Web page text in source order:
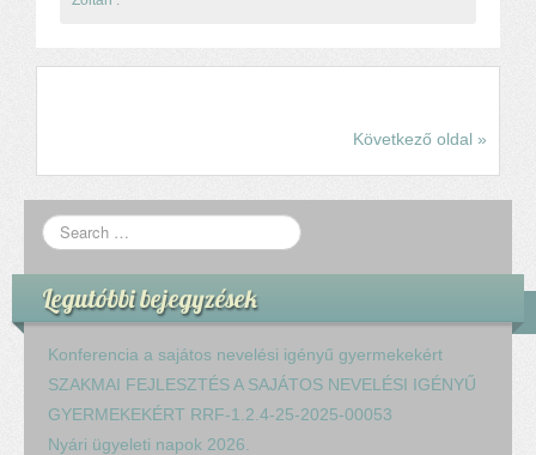
Következő oldal »
Legutóbbi bejegyzések
Konferencia a sajátos nevelési igényű gyermekekért
SZAKMAI FEJLESZTÉS A SAJÁTOS NEVELÉSI IGÉNYŰ
GYERMEKEKÉRT RRF-1.2.4-25-2025-00053
Nyári ügyeleti napok 2026.